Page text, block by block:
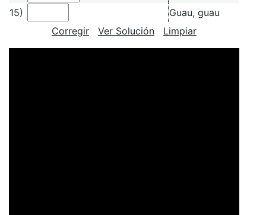
15)
Guau, guau
Corregir
Ver Solución Limpiar